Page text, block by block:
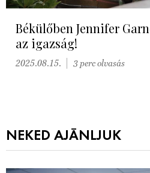
Békülőben Jennifer
az igazság!
2025.08.15. 3 perc olvasás
NEKED AJÁNLJUK